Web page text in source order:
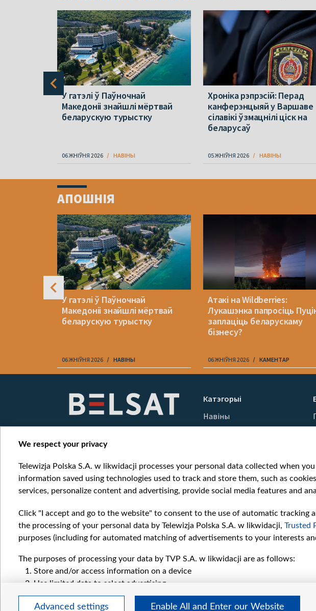
У гатэлі ў Паўночнай
Македоніі знайшлі мёртвай
беларускую турыстку
06 ЖНІЎНЯ 2026 НАВІНЫ
Хроніка рэпрэсій: Перад
канферэнцыяй у Варшаве
сілавікі ўзмацнілі ціск на
беларусаў
05 ЖНІЎНЯ 2026 НАВІНЫ
ofАПОШНІЯ
У гатэлі ў Паўночнай
Македоніі знайшлі мёртвай
беларускую турыстку
06 ЖНІЎНЯ 2026 НАВІНЫ
Атакі на Wildberries:
Лукашэнка папросіць
заплаціць беларускаму
бізнесу?
06 ЖНІЎНЯ 2026 КАМЕНТАР
Катэгорыі
Навіны
Вайна
We respect your privacy
Telewizja Polska S.A. w likwidacji processes your personal data collected when
information saved using technologies used to track and store them, such as
services, personalize content and advertising, provide social media features and
Click "I accept and go to the website" to consent to the use of automatic tracking
the processing of your personal data by Telewizja Polska S.A. w likwidacji, Trusted
purposes (including for automated matching of advertisements to your interests
The purposes of processing your data by TVP S.A. w likwidacji are as follows:
Store and/or access information on a device
Use limited data to select advertising
Create profiles for personalised advertising
Use profiles to select personalised advertising
Advanced settings Enable All and Enter our Website